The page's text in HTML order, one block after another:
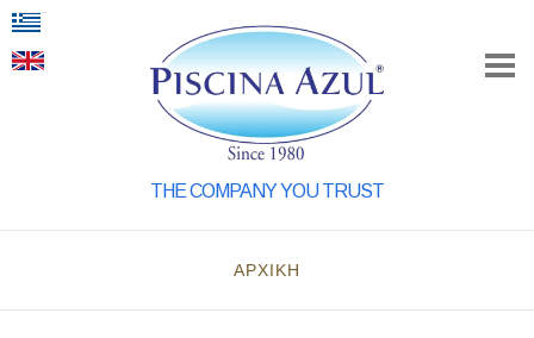
THE COMPANY YOU TRUST
ΑΡΧΙΚΗ